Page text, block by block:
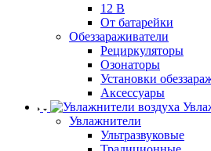
12 В
От батарейки
Обеззараживатели
Рециркуляторы
Озонаторы
Установки
Аксессуары
Увлажнители
Ультразвуковые